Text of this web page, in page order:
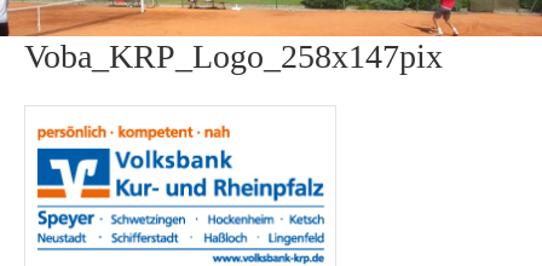
Voba_KRP_Logo_258x147pix